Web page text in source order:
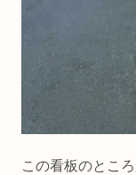
この看板のとこ